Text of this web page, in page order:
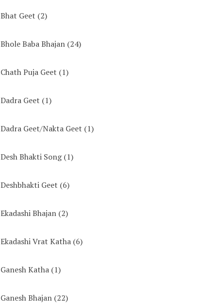
Bhat Geet (2)
Bhole Baba Bhajan (24)
Chath Puja Geet (1)
Dadra Geet (1)
Dadra Geet/Nakta Geet (1)
Desh Bhakti Song(1)
Deshbhakti Geet (6)
Ekadashi Bhajan (2)
Ekadashi Vrat Katha (6)
Ganesh Katha (1)
Ganesh Bhajan (22)